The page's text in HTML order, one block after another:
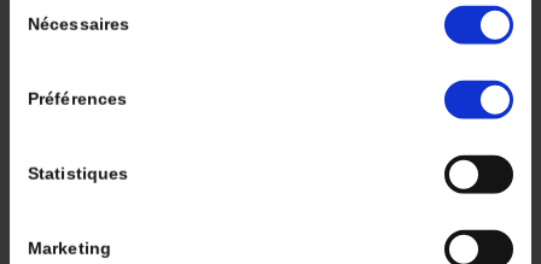
Nécessaires
Préférences
Statistiques
Marketing
Rev-Immun-Cancer-
2024-8-3-138-44-